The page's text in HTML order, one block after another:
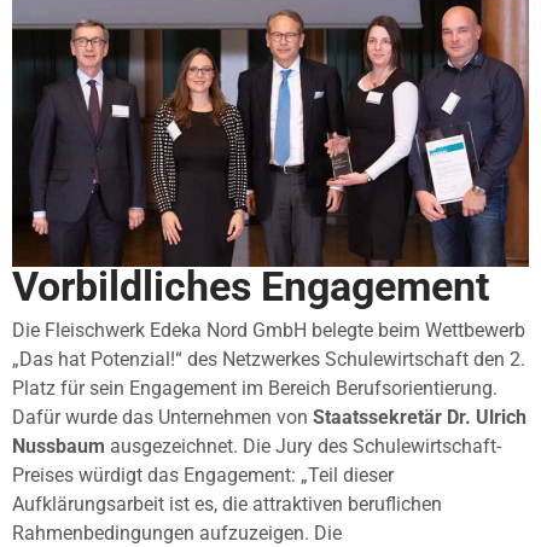
Vorbildliches Engagement
Die Fleischwerk Edeka Nord GmbH belegte beim Wettbewerb
„Das hat Potenzial!“ des Netzwerkes Schulewirtschaft den 2.
Platz für sein Engagement im Bereich Berufsorientierung.
Dafür wurde das Unternehmen von Staatssekretär Dr. Ulrich
Nussbaum ausgezeichnet. Die Jury des Schulewirtschaft-
Preises würdigt das Engagement: „Teil dieser
Aufklärungsarbeit ist es, die attraktiven beruflichen
Rahmenbedingungen aufzuzeigen. Die